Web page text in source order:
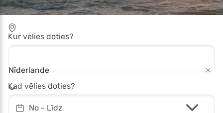
Kur vēlies doties?
Nīderlande
Kad vēlies doties?
No - Līdz